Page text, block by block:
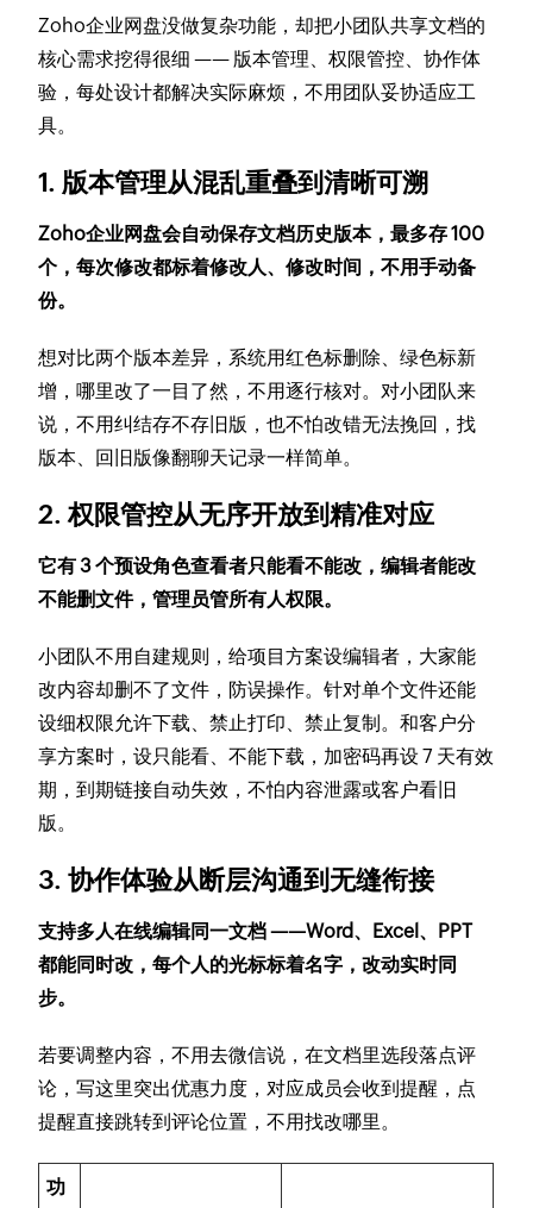
Zoho企业网盘没做复杂功能，却把小团队共享文档的
核心需求挖得很细 —— 版本管理、权限管控、协作体
验，每处设计都解决实际麻烦，不用团队妥协适应工
具。
1. 版本管理从混乱重叠到清晰可溯
Zoho企业网盘会自动保存文档历史版本，最多存 100
个，每次修改都标着修改人、修改时间，不用手动备
份。
想对比两个版本差异，系统用红色标删除、绿色标新
增，哪里改了一目了然，不用逐行核对。对小团队来
说，不用纠结存不存旧版，也不怕改错无法挽回，找
版本、回旧版像翻聊天记录一样简单。
2. 权限管控从无序开放到精准对应
它有 3 个预设角色查看者只能看不能改，编辑者能改
不能删文件，管理员管所有人权限。
小团队不用自建规则，给项目方案设编辑者，大家能
改内容却删不了文件，防误操作。针对单个文件还能
设细权限允许下载、禁止打印、禁止复制。和客户分
享方案时，设只能看、不能下载，加密码再设 7 天有效
期，到期链接自动失效，不怕内容泄露或客户看旧
版。
3. 协作体验从断层沟通到无缝衔接
支持多人在线编辑同一文档 ——Word、Excel、PPT
都能同时改，每个人的光标标着名字，改动实时同
步。
若要调整内容，不用去微信说，在文档里选段落点评
论，写这里突出优惠力度，对应成员会收到提醒，点
提醒直接跳转到评论位置，不用找改哪里。
功